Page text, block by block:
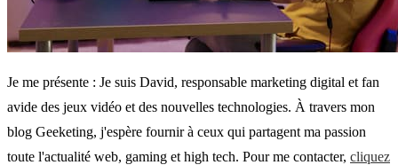
Je me présente : Je suis David, responsable marketing digital et fan
avide des jeux vidéo et des nouvelles technologies. À travers mon
blog Geeketing, j'espère fournir à ceux qui partagent ma passion
toute l'actualité web, gaming et high tech. Pour me contacter, cliquez